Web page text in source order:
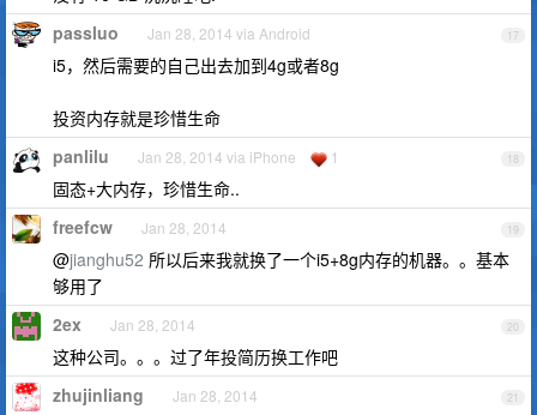
17
passluo Jan 28, 2014 via Android
i5，然后需要的自己出去加到4g或者8g
投资内存就是珍惜生命
18
panlilu Jan 28, 2014 via iPhone 1
固态+大内存，珍惜生命..
19
freefcw Jan 28, 2014
@jianghu52 所以后来我就换了一个i5+8g内存的机器。。基本
够用了
20
2ex Jan 28, 2014
这种公司。。。过了年投简历换工作吧
21
zhujinliang Jan 28, 2014